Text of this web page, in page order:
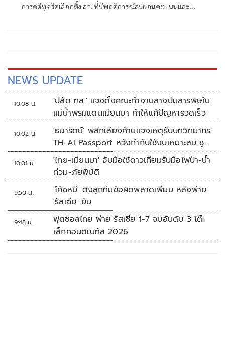
การคดีทุจริตเลือกตั้ง สว. ที่มีพฤติการณ์สมยอมคะแนนและ
NEWS UPDATE
10:08 น.
'ปลัด ทส.' แจงตั้งคณะทำงานสางปมสารพิษใน
แม่น้ำพรมแดนเมียนมา ทำให้แก้ปัญหารวดเร็ว
10:02 น.
'ธนารัตน์' พลิกเสียงค้านแจงเหตุรับบทวิทยากร
TH-AI Passport หวังกำกับใช้งบเหมาะสม ชู
จุดเด่นคนไทยได้ใช้ AI ระดับโปร ลดเหลื่อมล้ำ
ทางเทคโนโลยี เซฟงบไปกว่า900ล้าน เชื่อหาก
ใช้เต็มที่เอกชนขาดทุนย่อยยับ
10:01 น.
'ไทย-เมียนมา' จับมือใช้ดาวเทียมรับมือไฟป่า-น้ำ
ท่วม-ภัยพิบัติ
9:50 น.
'โค้ชหมี' ติงลูกทีมข้อผิดพลาดเพียบ หลังพ่าย
'รัสเซีย' ยับ
9:48 น.
ฟุตซอลไทย พ่าย รัสเซีย 1-7 จบอันดับ 3 โต๊ะ
เล็กคอนติเนทัล 2026